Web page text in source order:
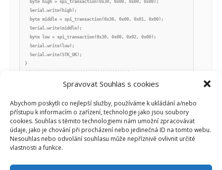
Spravovat Souhlas s cookies
Abychom poskytli co nejlepší služby, používáme k ukládání a/nebo
přístupu k informacím o zařízení, technologie jako jsou soubory
cookies. Souhlas s těmito technologiemi nám umožní zpracovávat
údaje, jako je chování při procházení nebo jedinečná ID na tomto webu.
Nesouhlas nebo odvolání souhlasu může nepříznivě ovlivnit určité
vlastnosti a funkce.